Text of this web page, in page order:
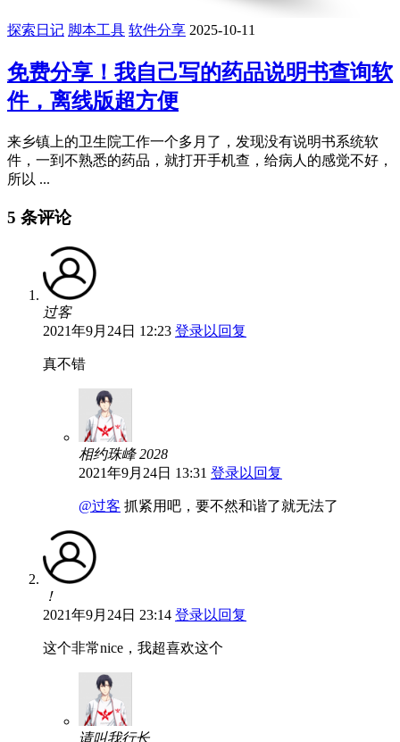
探索日记 脚本工具 软件分享 2025-10-11
免费分享！我自己写的药品说明书查询软
件，离线版超方便
来乡镇上的卫生院工作一个多月了，发现没有说明书系统软
件，一到不熟悉的药品，就打开手机查，给病人的感觉不好，
所以 ...
5 条评论
过客
2021年9月24日 12:23 登录以回复
真不错
相约珠峰 2028
2021年9月24日 13:31 登录以回复
@过客 抓紧用吧，要不然和谐了就无法了
！
2021年9月24日 23:14 登录以回复
这个非常nice，我超喜欢这个
请叫我行长